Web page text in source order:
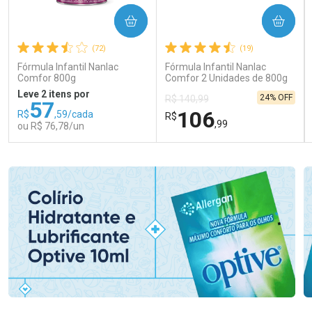
(72)
Fórmula Infantil Nanlac
Comfor 800g
Leve 2 itens por
R$57,59/cada
ou R$ 76,78/un
COMPRAR
(19)
Fórmula Infantil Nanlac
Comfor 2 Unidades de 800g
R$ 140,99
R$106,99
24% OFF
COMPRAR
Laboratório
Por Menos